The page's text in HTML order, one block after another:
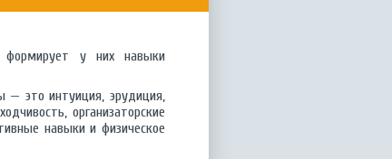
формирует у них навыки
— это интуиция, эрудиция,
организаторские
навыки и физическое